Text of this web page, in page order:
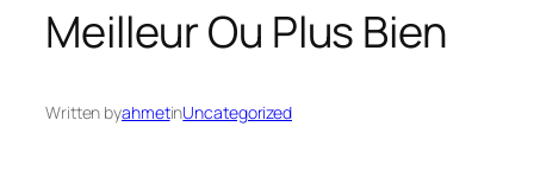
Meilleur Ou Plus Bien
Written byahmetinUncategorized